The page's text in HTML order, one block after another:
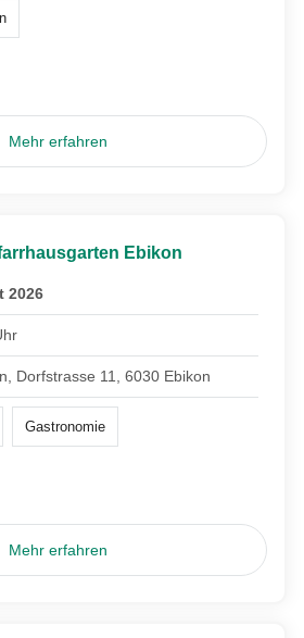
Mehr erfahren
Ebikon
2026
Dorfstrasse 11, 6030 Ebikon
Gastronomie
Mehr erfahren